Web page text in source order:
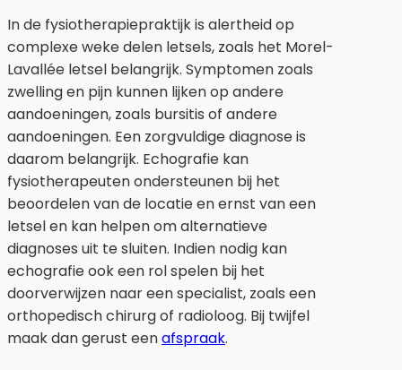
In de fysiotherapiepraktijk is alertheid op
complexe weke delen letsels, zoals het Morel-
Lavallée letsel belangrijk. Symptomen zoals
zwelling en pijn kunnen lijken op andere
aandoeningen, zoals bursitis of andere
aandoeningen. Een zorgvuldige diagnose is
daarom belangrijk. Echografie kan
fysiotherapeuten ondersteunen bij het
beoordelen van de locatie en ernst van een
letsel en kan helpen om alternatieve
diagnoses uit te sluiten. Indien nodig kan
echografie ook een rol spelen bij het
doorverwijzen naar een specialist, zoals een
orthopedisch chirurg of radioloog. Bij twijfel
maak dan gerust eenafspraak.